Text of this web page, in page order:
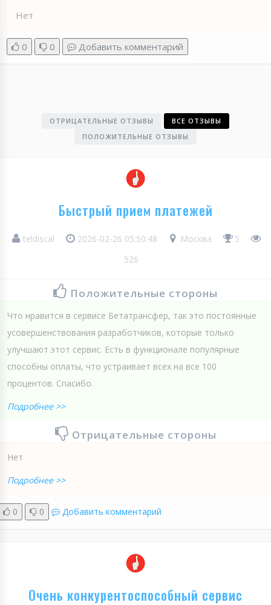
Нет
0 0 Добавить комментарий
ОТРИЦАТЕЛЬНЫЕ ОТЗЫВЫ
ВСЕ ОТЗЫВЫ
ПОЛОЖИТЕЛЬНЫЕ ОТЗЫВЫ
Быстрый прием платежей
teldiscal 2026-02-26 05:50:48 Москва
5
526
Положительные стороны
Что нравится в сервисе Бетатрансфер, так это постоянные
усовершенствования разработчиков, которые только
улучшают этот сервис. Есть в функционале популярные
способны оплаты, что устраивает всех на все 100
процентов. Спасибо.
Подробнее >>
Отрицательные стороны
Нет
Подробнее >>
0 0 Добавить комментарий
Очень конкурентоспособный сервис